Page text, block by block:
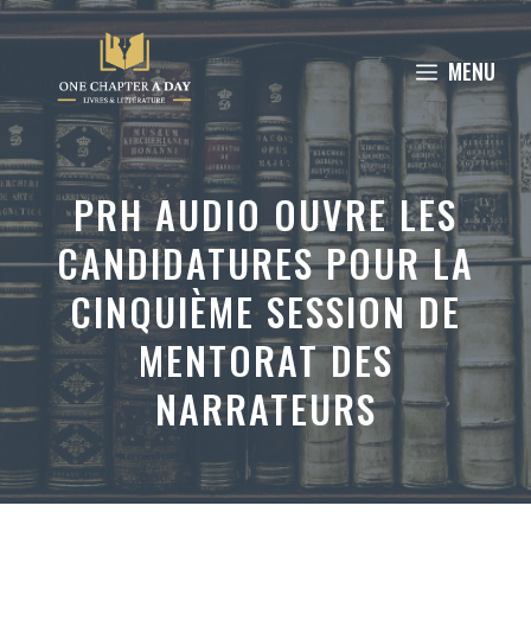
Aller
au
contenu
MENU
PRH AUDIO OUVRE LES
CANDIDATURES POUR LA
CINQUIÈME SESSION DE
MENTORAT DES
NARRATEURS